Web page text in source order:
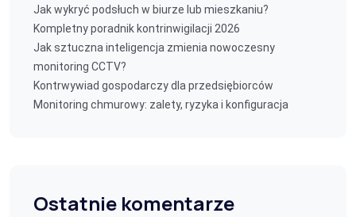
Jak wykryć podsłuch w biurze lub mieszkaniu?
Kompletny poradnik kontrinwigilacji 2026
Jak sztuczna inteligencja zmienia nowoczesny
monitoring CCTV?
Kontrwywiad gospodarczy dla przedsiębiorców
Monitoring chmurowy: zalety, ryzyka i konfiguracja
Ostatnie komentarze